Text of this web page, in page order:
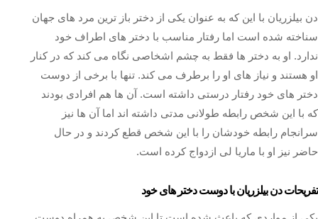
دن بیلزریان با این که به عنوان یکی از دختر باز ترین مرد های جهان
سناخته شده است اما رفتار مناسب با دختر های اطراف خود
ندارد. او به دختر ها فقط به چشم اشخاصی نگاه می کند که در کنار
او هستند و نیاز های او را برطرف می کند. تنها با برخی از دوست
دختر های خود رفتار درستی داشته است. آن ها هم افرادی بودند
که با این شخص رابطه طولانی مدتی داشته اند اما آن ها نیز
سرانجام رابطه خودشان را با این شخص قطع کردند و در حال
حاضر نیز او با ماریا لی ازدواج کرده است.
تفریحات دن بیلزریان با دوست دختر های خود